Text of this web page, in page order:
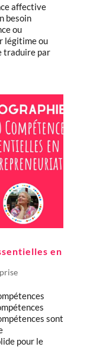
affective
besoin
ou
légitime ou
traduire par
en
sont
pour le